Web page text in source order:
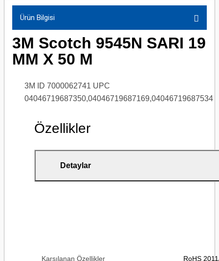
Ürün Bilgisi
3M Scotch 9545N SARI 19
MM X 50 M
3M ID 7000062741 UPC
04046719687350,04046719687169,04046719687534
Özellikler
Detaylar
Karşılanan Özellikler RoHS